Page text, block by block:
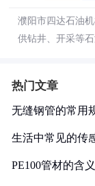
濮阳市四达石油
供钻井、开采等
热门文章
无缝钢管的常用
生活中常见的传
PE100管材的含